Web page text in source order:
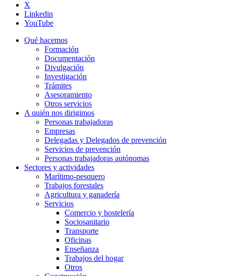
X
Linkedin
YouTube
Qué hacemos
Formación
Documentación
Divulgación
Investigación
Trámites
Asesoramiento
Otros servicios
A quién nos dirigimos
Personas trabajadoras
Empresas
Delegadas y Delegados de prevención
Servicios de prevención
Personas trabajadoras autónomas
Sectores y actividades
Marítimo-pesquero
Trabajos forestales
Agricultura y ganadería
Servicios
Comercio y hostelería
Sociosanitario
Transporte
Oficinas
Enseñanza
Trabajos del hogar
Otros